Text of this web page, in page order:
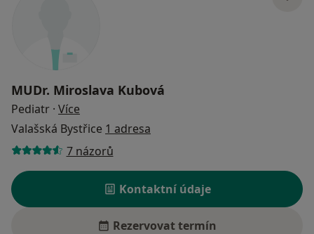
MUDr. Miroslava Kubová
Pediatr · Více
Valašská Bystřice 1 adresa
7 názorů
Kontaktní údaje
Rezervovat termín